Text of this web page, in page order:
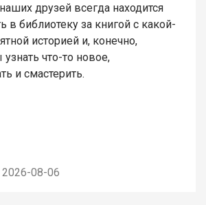
друзей всегда находится
в библиотеку за книгой с какой-
историей и, конечно,
узнать что-то новое,
и смастерить.
08-06